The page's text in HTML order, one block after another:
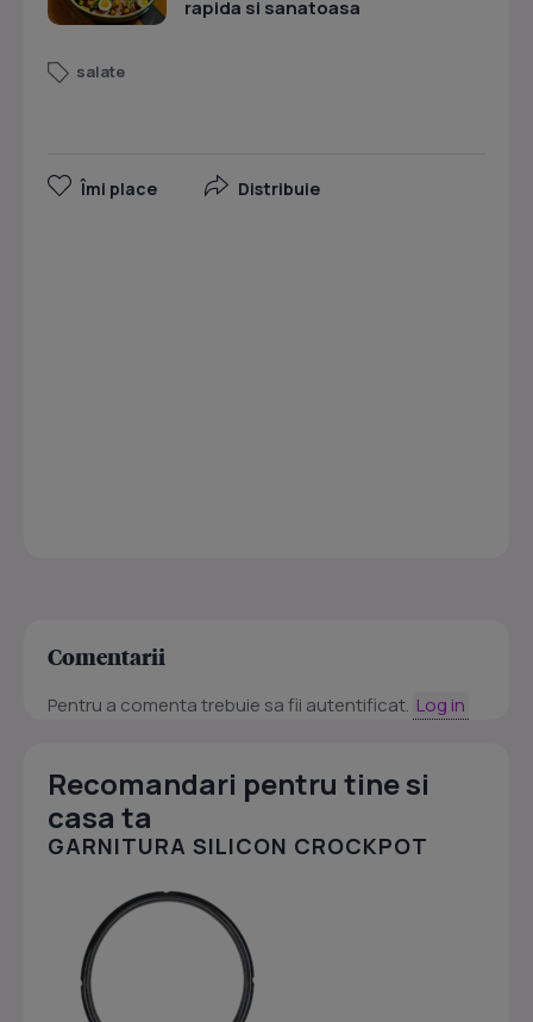
rapida si sanatoasa
salate
Îmi place Distribuie
Comentarii
Pentru a comenta trebuie sa fii autentificat. Log in
Recomandari pentru tine si
casa ta
GARNITURA SILICON CROCKPOT